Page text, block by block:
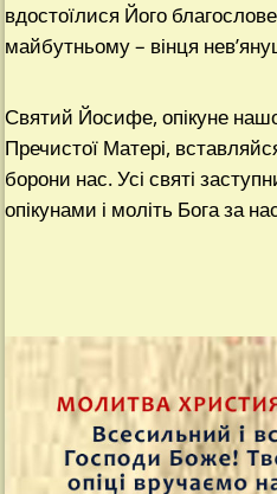
вдостоїлися Його
майбутньому – вінця
Святий Йосифе, опікуне
Пречистої Матері,
борони нас. Усі святі
опікунами і моліть Бога за